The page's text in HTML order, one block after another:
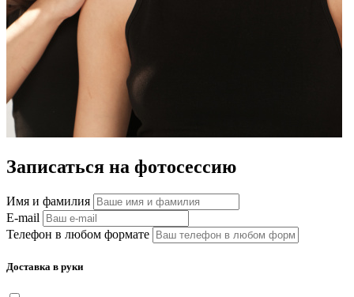
Записаться на фотосессию
Имя и фамилия
E-mail
Телефон в любом формате
Доставка в руки